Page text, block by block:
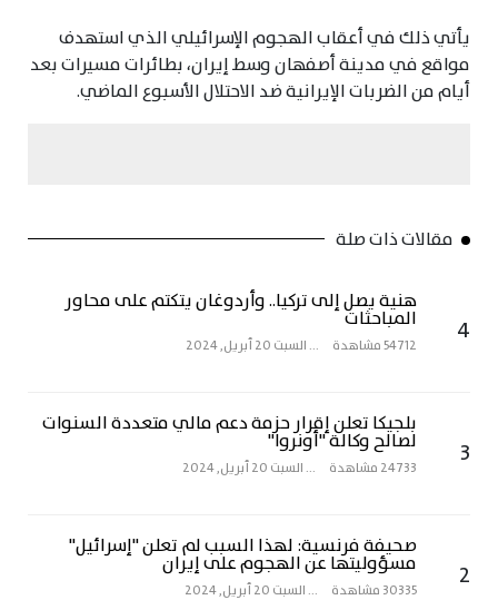
يأتي ذلك في أعقاب الهجوم الإسرائيلي الذي استهدف
مواقع في مدينة أصفهان وسط إيران، بطائرات مسيرات بعد
أيام من الضربات الإيرانية ضد الاحتلال الأسبوع الماضي.
مقالات ذات صلة
4
هنية يصل إلى تركيا.. وأردوغان يتكتم على محاور
المباحثات
54712 مشاهدة ...السبت 20 أبريل, 2024
3
بلجيكا تعلن إقرار حزمة دعم مالي متعددة السنوات
لصالح وكالة "أونروا"
24733 مشاهدة ...السبت 20 أبريل, 2024
2
صحيفة فرنسية: لهذا السبب لم تعلن "إسرائيل"
مسؤوليتها عن الهجوم على إيران
30335 مشاهدة ...السبت 20 أبريل, 2024